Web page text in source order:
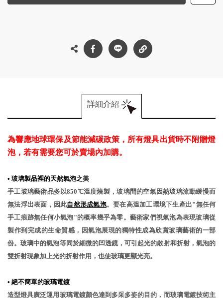
詳細介紹
為響應地球環保及節能減碳政策，所有燈具出貨時不附贈燈
泡，若有需要您可於賣場內加購。
• 玻璃製品裡的天然氣泡之美
手工玻璃藝術品多以850℃溫度燒製，玻璃間的空氣因熱玻璃流動緩慢而
無法浮出表面，因此自然形成氣泡。要在高溫加工環境下生產出"無任何
手工痕跡無任何小氣泡"的概率幾乎為零。藝術家們視氣泡為表現玻璃從
製作到完成的生命質感，因氣泡展現的獨特性成為欣賞玻璃藝術的一部
份。玻璃中的氣泡等同於細微的凹透鏡，可引起光的散射和折射，氣泡的
雙折射現象加上光的折射作用，也使玻璃更顯光亮。
• 絕不簡單的玻璃電鍍
造型燈具廣泛運用玻璃電鍍顏色達到多采多姿的目的，而玻璃電鍍技術主